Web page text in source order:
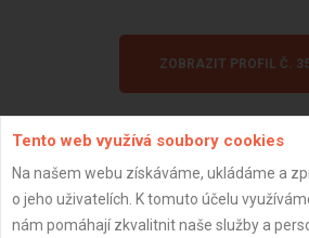
ZOBRAZIT PROFIL Č.
Důležité
Tento web využívá soubory cookies
Na našem webu získáváme, ukládáme a
o jeho uživatelích. K tomuto účelu
nám pomáhají zkvalitnit naše služby a